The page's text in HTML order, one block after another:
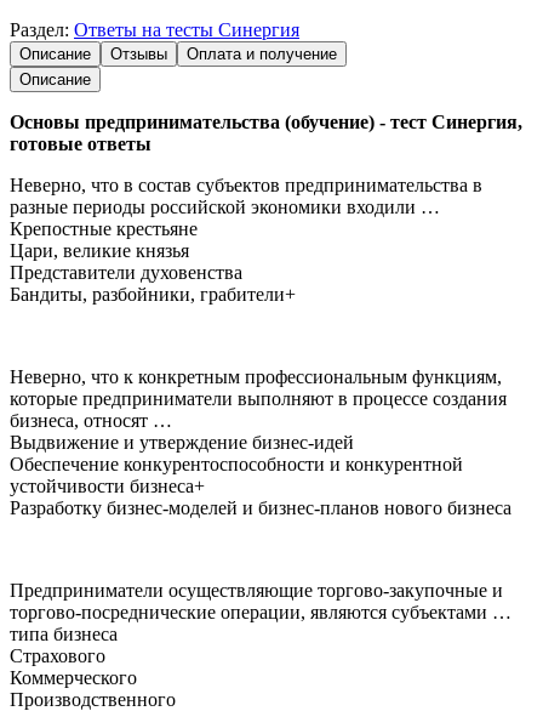
Раздел: Ответы на тесты Синергия
Описание Отзывы
Оплата и получение
Описание
Основы предпринимательства (обучение) - тест Синергия,
готовые ответы
Неверно, что в состав субъектов предпринимательства в
разные периоды российской экономики входили …
Крепостные крестьяне
Цари, великие князья
Представители духовенства
Бандиты, разбойники, грабители+
Неверно, что к конкретным профессиональным функциям,
которые предприниматели выполняют в процессе создания
бизнеса, относят …
Выдвижение и утверждение бизнес-идей
Обеспечение конкурентоспособности и конкурентной
устойчивости бизнеса+
Разработку бизнес-моделей и бизнес-планов нового бизнеса
Предприниматели осуществляющие торгово-закупочные и
торгово-посреднические операции, являются субъектами …
типа бизнеса
Страхового
Коммерческого
Производственного